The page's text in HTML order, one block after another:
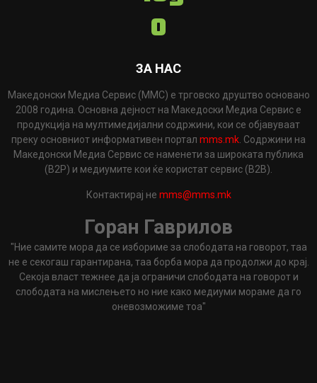
ЗА НАС
Македонски Медиа Сервис (ММС) е трговско друштво основано
2008 година. Основна дејност на Македоски Медиа Сервис е
продукција на мултимедијални содржини, кои се објавуваат
преку основниот информативен портал mms.mk . Содржини на
Македонски Медиа Сервис се наменети за широката публика
(B2P) и медиумите кои ќе користат сервис (B2B).
Контактирај не mms@mms.mk
Горан Гаврилов
"Ние самите мора да се избориме за слободата на говорот, таа
не е секогаш гарантирана, таа борба мора да продолжи до крај.
Секоја власт тежнее да ја ограничи слободата на говорот и
слободата на мислењето но ние како медиуми мораме да го
оневозможиме тоа"